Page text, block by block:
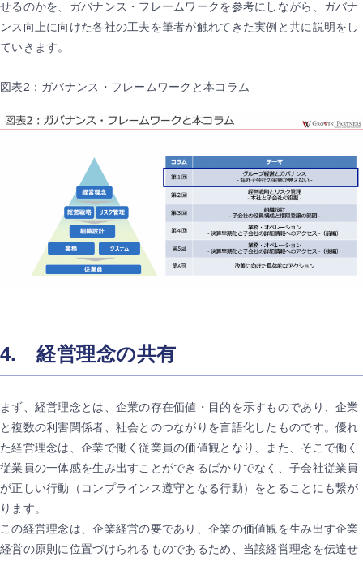
せるのかを、ガバナンス・フレームワークを参考にしながら、ガバナ
ンス向上に向けた各社の工夫を筆者が触れてきた実例と共に説明をし
ていきます。
図表2：ガバナンス・フレームワークと本コラム
4. 経営理念の共有
まず、経営理念とは、企業の存在価値・目的を示すものであり、企業
と複数の利害関係者、社会とのつながりを言語化したものです。優れ
た経営理念は、企業で働く従業員の価値観となり、また、そこで働く
従業員の一体感を生み出すことができるばかりでなく、子会社従業員
が正しい行動（コンプラインス遵守となる行動）をとることにも繋が
ります。
この経営理念は、企業経営の要であり、企業の価値観を生み出す企業
経営の原則に位置づけられるものであるため、当該経営理念を伝達せ